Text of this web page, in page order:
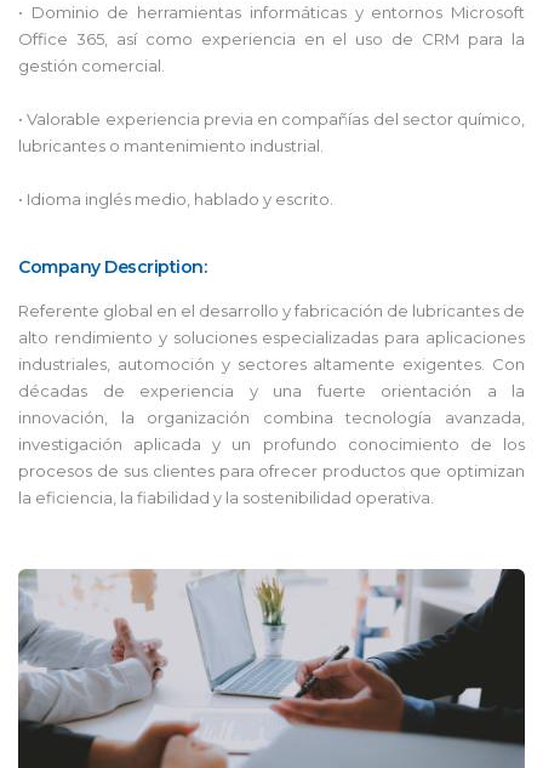
• Dominio de herramientas informáticas y entornos Microsoft
Office 365, así como experiencia en el uso de CRM para la
gestión comercial.
• Valorable experiencia previa en compañías del sector químico,
lubricantes o mantenimiento industrial.
• Idioma inglés medio, hablado y escrito.
Company Description:
Referente global en el desarrollo y fabricación de lubricantes de
alto rendimiento y soluciones especializadas para aplicaciones
industriales, automoción y sectores altamente exigentes. Con
décadas de experiencia y una fuerte orientación a la
innovación, la organización combina tecnología avanzada,
investigación aplicada y un profundo conocimiento de los
procesos de sus clientes para ofrecer productos que optimizan
la eficiencia, la fiabilidad y la sostenibilidad operativa.